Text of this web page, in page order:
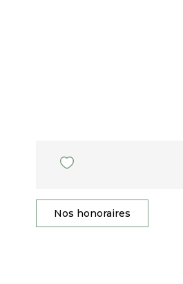
Nos honoraires